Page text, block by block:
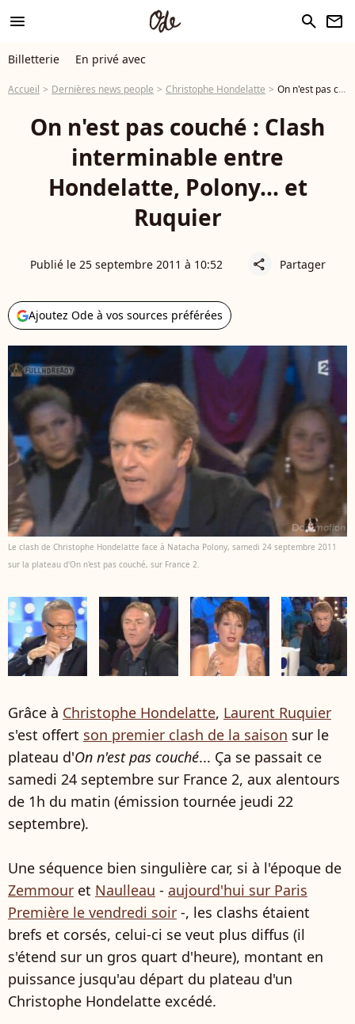
menu search newsletter
Billetterie En privé avec
Accueil Dernières news people Christophe Hondelatte On n'est pas couché : Clash interminable entre Hondelatte, Polony... et Ruquier
On n'est pas couché : Clash
interminable entre
Hondelatte, Polony... et
Ruquier
Publié le 25 septembre 2011 à 10:52 share Partager
Ajoutez Ode à vos sources préférées
Le clash de Christophe Hondelatte face à Natacha Polony, samedi 24 septembre 2011
sur la plateau d'On n'est pas couché, sur France 2.
Grâce à Christophe Hondelatte, Laurent Ruquier
s'est offert son premier clash de la saison sur le
plateau d'On n'est pas couché... Ça se passait ce
samedi 24 septembre sur France 2, aux alentours
de 1h du matin (émission tournée jeudi 22
septembre).
Une séquence bien singulière car, si à l'époque de
Zemmour et Naulleau - aujourd'hui sur Paris
Première le vendredi soir -, les clashs étaient
brefs et corsés, celui-ci se veut plus diffus (il
s'étend sur un gros quart d'heure), montant en
puissance jusqu'au départ du plateau d'un
Christophe Hondelatte excédé.